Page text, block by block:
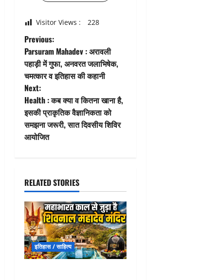
Visitor Views : 228
P
o
s
t
n
a
i
g
a
t
Previous:
Parsuram Mahadev : अरावली
पहाड़ी में गुफा, अनवरत जलाभिषेक,
चमत्कार व इतिहास की कहानी
Next:
Health : कब क्या व कितना खाना है,
इसकी प्राकृतिक वैज्ञानिकता को
समझना जरूरी, सात दिवसीय शिविर
आयोजित
RELATED STORIES
इतिहास / साहित्य